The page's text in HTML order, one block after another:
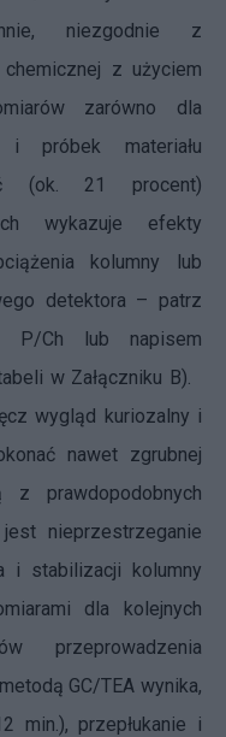
niezgodnie z
z użyciem
zarówno dla
i próbek materiału
(ok. 21 procent)
wykazuje efekty
kolumny lub
detektora – patrz
P/Ch lub napisem
w Załączniku B).
wygląd kuriozalny i
nawet zgrubnej
z prawdopodobnych
nieprzestrzeganie
i stabilizacji kolumny
dla kolejnych
przeprowadzenia
GC/TEA wynika,
min.), przepłukanie i